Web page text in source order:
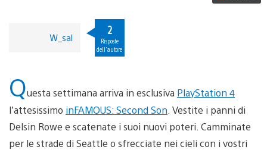
W_sal
2
Risposte
dell'autore
Questa settimana arriva in esclusiva PlayStation 4
l’attesissimo inFAMOUS: Second Son . Vestite i panni di
Delsin Rowe e scatenate i suoi nuovi poteri. Camminate
per le strade di Seattle o sfrecciate nei cieli con i vostri